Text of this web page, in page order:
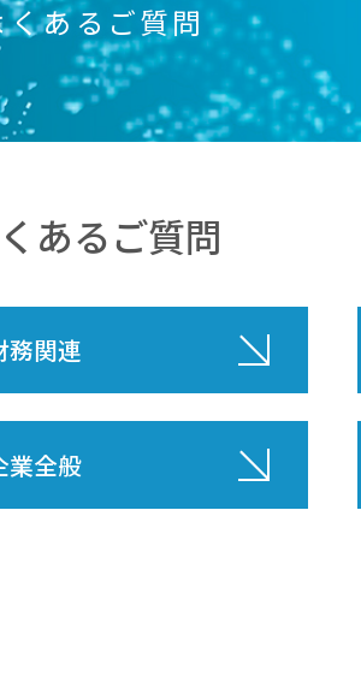
くあるご質問
あるご質問
務関連
業全般